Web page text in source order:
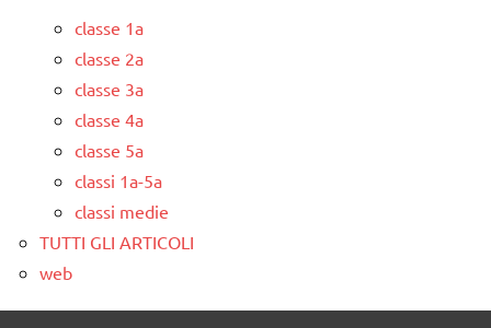
classe 1a
classe 2a
classe 3a
classe 4a
classe 5a
classi 1a-5a
classi medie
TUTTI GLI ARTICOLI
web